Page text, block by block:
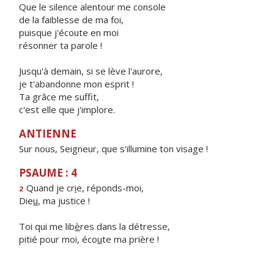
Que le silence alentour me console
de la faiblesse de ma foi,
puisque j'écoute en moi
résonner ta parole !
Jusqu'à demain, si se lève l'aurore,
je t'abandonne mon esprit !
Ta grâce me suffit,
c'est elle que j'implore.
ANTIENNE
Sur nous, Seigneur, que s'illumine ton visage !
PSAUME : 4
2 Quand je crie, réponds-moi,
Dieu, ma justice !
Toi qui me libères dans la détresse,
pitié pour moi, écoute ma prière !